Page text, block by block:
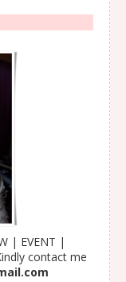
| EVENT |
contact me